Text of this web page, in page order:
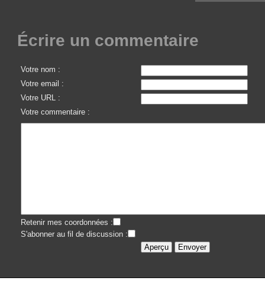
Écrire un commentaire
Votre nom :
Votre email :
Votre URL :
Votre commentaire :
Retenir mes coordonnées :
S'abonner au fil de discussion :